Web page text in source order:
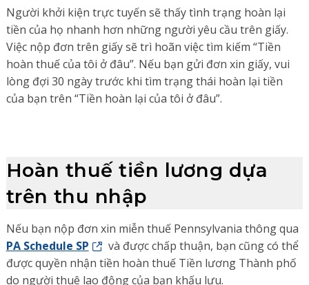
Người khởi kiện trực tuyến sẽ thấy tình trạng hoàn lại
tiền của họ nhanh hơn những người yêu cầu trên giấy.
Việc nộp đơn trên giấy sẽ trì hoãn việc tìm kiếm “Tiền
hoàn thuế của tôi ở đâu”. Nếu bạn gửi đơn xin giấy, vui
lòng đợi 30 ngày trước khi tìm trạng thái hoàn lại tiền
của bạn trên “Tiền hoàn lại của tôi ở đâu”.
Hoàn thuế tiền lương dựa
trên thu nhập
Nếu bạn nộp đơn xin miễn thuế Pennsylvania thông qua
PA Schedule SP
và được chấp thuận, bạn cũng có thể
được quyền nhận tiền hoàn thuế Tiền lương Thành phố
do người thuê lao động của bạn khấu lưu.